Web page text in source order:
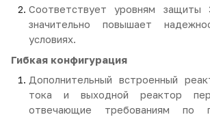
Соответствует уровням
значительно повышает
условиях.
Гибкая конфигурация
Дополнительный встроенный
тока и выходной реактор
отвечающие требованиям по